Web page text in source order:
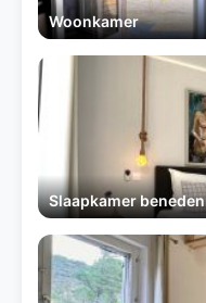
Woonkamer
Slaapkamer beneden